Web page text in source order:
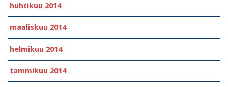
huhtikuu 2014
maaliskuu 2014
helmikuu 2014
tammikuu 2014